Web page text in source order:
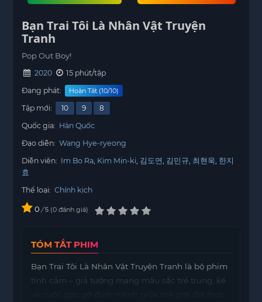
Bạn Trai Tôi Là Nhân Vật Truyện
Tranh
Pop Out Boy!
2020
15 phút/tập
Đang phát:
Hoàn Tất (10/10)
Tập mới: 10 9
8
Quốc gia: Hàn Quốc
Đạo diễn: Wang Hye-ryeong
Diễn viên: Im Bo Ra Kim Min-ki 김도연 김민규 최현욱 한지
효
Thể loại: Chính kịch
0 / 5 0 đánh giá
TÓM TẮT PHIM
Bạn Trai Tôi Là Nhân Vật Truyện Tranh là bộ phim
tình cảm – giả tưởng mang màu sắc trẻ trung, kể